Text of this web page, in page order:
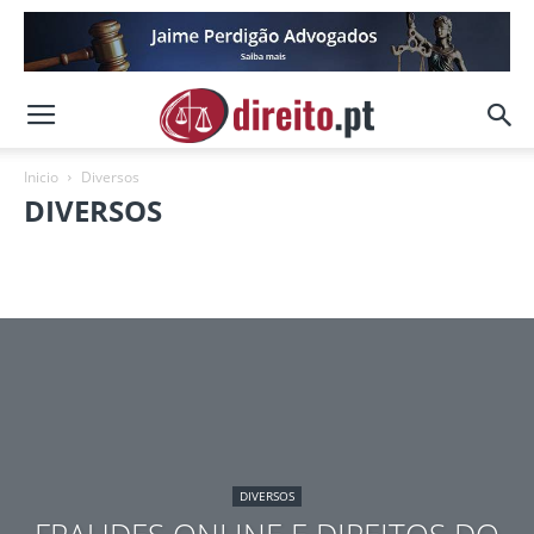
Inicio Diversos
DIVERSOS
DIVERSOS